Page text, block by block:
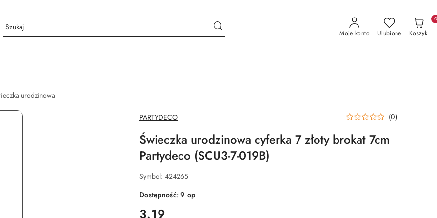
Moje konto Ulubione Koszyk
0
urodzinowa
NAZWA
PRODUCENTA:
PARTYDECO (0)
Świeczka urodzinowa cyferka 7 złoty brokat 7cm
Partydeco (SCU3-7-019B)
Symbol: 424265
Dostępność:9 op
cena:
3.19